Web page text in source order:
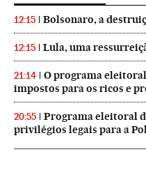
12:15 Bolsonaro, a
12:15 Lula, uma
21:14
O programa
impostos para os ricos e
20:55
Programa eleitoral
privilégios legais para a